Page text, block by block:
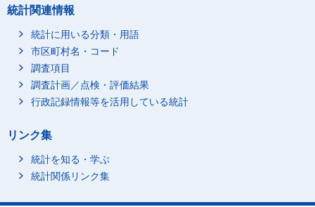
統計関連情報
統計に用いる分類・用語
市区町村名・コード
調査項目
調査計画／点検・評価結果
行政記録情報等を活用している統計
リンク集
統計を知る・学ぶ
統計関係リンク集